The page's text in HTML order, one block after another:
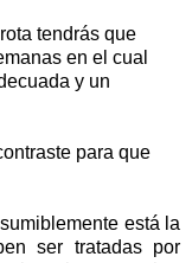
tendrás que
en el cual
y un
para que
está la
ser tratadas por